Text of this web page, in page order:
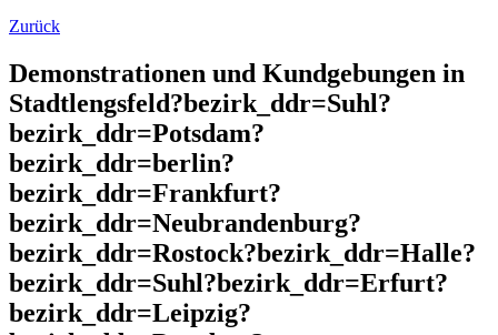
Zurück
Demonstrationen und Kundgebungen in
Stadtlengsfeld?bezirk_ddr=Suhl?
bezirk_ddr=Potsdam?
bezirk_ddr=berlin?
bezirk_ddr=Frankfurt?
bezirk_ddr=Neubrandenburg?
bezirk_ddr=Rostock?bezirk_ddr=Halle?
bezirk_ddr=Suhl?bezirk_ddr=Erfurt?
bezirk_ddr=Leipzig?